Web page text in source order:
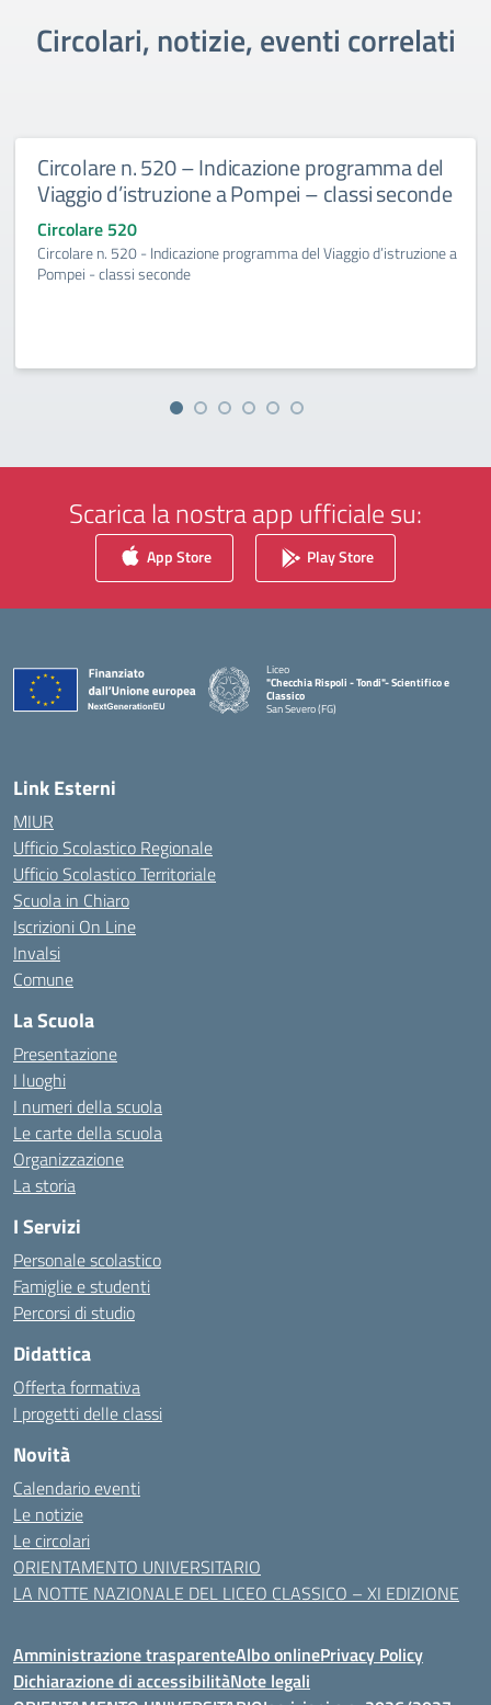
Circolari, notizie, eventi correlati
Circolare n. 520 – Indicazione programma del
Viaggio d’istruzione a Pompei – classi seconde
Circolare 520
Circolare n. 520 - Indicazione programma del Viaggio d’istruzione a
Pompei - classi seconde
Scarica la nostra app ufficiale su:
App Store Play Store
Liceo
"Checchia Rispoli - Tondi"- Scientifico e
Classico
San Severo (FG)
Link Esterni
MIUR
Ufficio Scolastico Regionale
Ufficio Scolastico Territoriale
Scuola in Chiaro
Iscrizioni On Line
Invalsi
Comune
La Scuola
Presentazione
I luoghi
I numeri della scuola
Le carte della scuola
Organizzazione
La storia
I Servizi
Personale scolastico
Famiglie e studenti
Percorsi di studio
Didattica
Offerta formativa
I progetti delle classi
Novità
Calendario eventi
Le notizie
Le circolari
ORIENTAMENTO UNIVERSITARIO
LA NOTTE NAZIONALE DEL LICEO CLASSICO – XI EDIZIONE
Amministrazione trasparenteAlbo onlinePrivacy Policy
Dichiarazione di accessibilitàNote legali